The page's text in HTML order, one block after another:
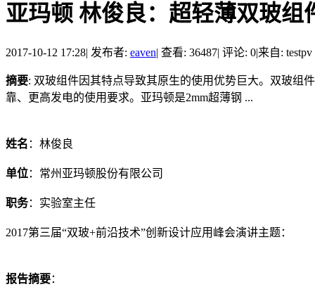
亚玛顿 林俊良：超轻薄双玻组
2017-10-12 17:28| 发布者: eaven| 查看: 36487| 评论: 0|来自: testpv
摘要: 双玻组件因其特点导致其原生的使用优势巨大。双玻组
靠、更高发电的使用要求。亚玛顿是2mm超薄钢 ...
姓名 ：林俊良
单位：常州亚玛顿股份有限公司
职务：实验室主任
2017第三届“双玻+前沿技术”创新设计应用峰会演讲主题：
报告摘要：